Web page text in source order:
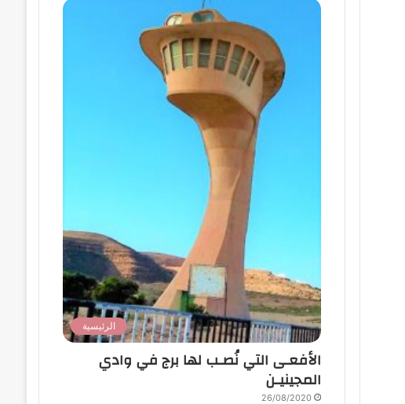
الرئيسية
الأفعـى التي نُصـب لها برج في وادي
المجينيـن
26/08/2020